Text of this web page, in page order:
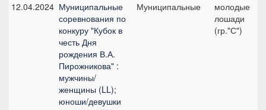
12.04.2024 Муниципальные
соревнования по
конкуру "Кубок в
честь Дня
рождения В.А.
Пирожникова" :
мужчины/
женщины (LL);
юноши/девушки
Муниципальные
молодые
лошади
(гр."С")